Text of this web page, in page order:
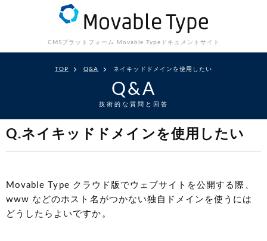
CMSプラットフォーム Movable Type ドキュメントサイト
TOP Q&A ネイキッドドメインを使用したい
Q&A
技術的な質問と回答
Q.ネイキッドドメインを使用したい
Movable Type クラウド版でウェブサイトを公開する際、
www などのホスト名がつかない独自ドメインを使うには
どうしたらよいですか。